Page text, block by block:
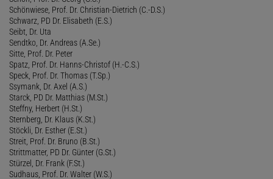
Schönwiese, Prof. Dr. Christian-Dietrich (C.-D.S.)
Schwarz, PD Dr. Elisabeth (E.S.)
Seibt, Dr. Uta
Sendtko, Dr. Andreas (A.Se.)
Sitte, Prof. Dr. Peter
Spatz, Prof. Dr. Hanns-Christof (H.-C.S.)
Speck, Prof. Dr. Thomas (T.Sp.)
Ssymank, Dr. Axel (A.S.)
Starck, PD Dr. Matthias (M.St.)
Steffny, Herbert (H.St.)
Sternberg, Dr. Klaus (K.St.)
Stöckli, Dr. Esther (E.St.)
Streit, Prof. Dr. Bruno (B.St.)
Strittmatter, PD Dr. Günter (G.St.)
Stürzel, Dr. Frank (F.St.)
Sudhaus, Prof. Dr. Walter (W.S.)